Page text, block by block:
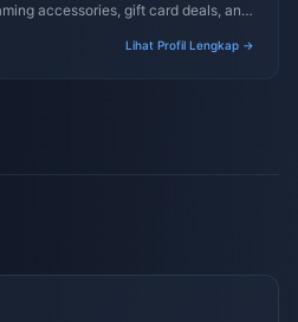
accessories, gift card deals, and
Lihat Profil Lengkap →